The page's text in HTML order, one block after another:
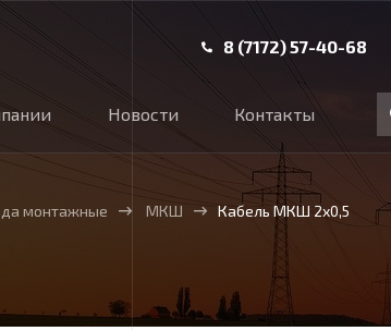
8 (7172) 57-40-68
Новости Контакты
монтажные МКШ Кабель МКШ 2х0,5